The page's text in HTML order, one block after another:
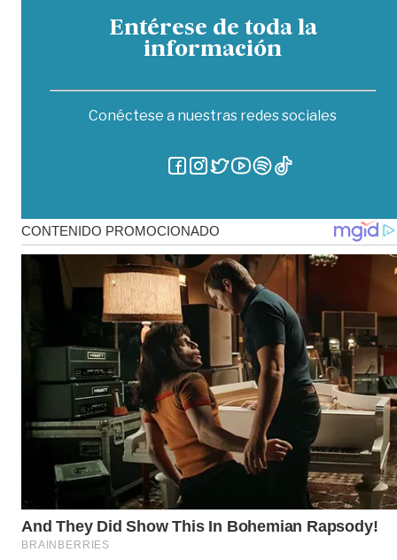
Entérese de toda la
información
Conéctese a nuestras redes sociales